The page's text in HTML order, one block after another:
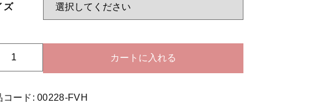
ズ
カートに入れる
コード:00228-FVH